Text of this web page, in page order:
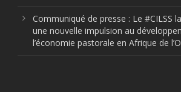
Communiqué de presse : Le #CILSS
une nouvelle impulsion au
l’économie pastorale en Afrique de